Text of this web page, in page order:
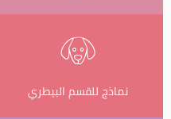
نماذج للقسم البيطري